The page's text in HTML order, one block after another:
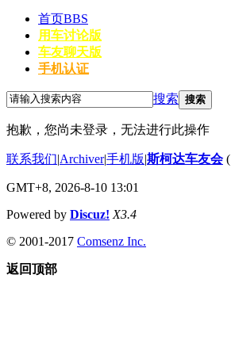
首页BBS
用车讨论版
车友聊天版
手机认证
搜索 搜索
抱歉，您尚未登录，无法进行此操作
联系我们|Archiver|手机版|斯柯达车友会(
GMT+8, 2026-8-10 13:01
Powered by Discuz! X3.4
© 2001-2017 Comsenz Inc.
返回顶部